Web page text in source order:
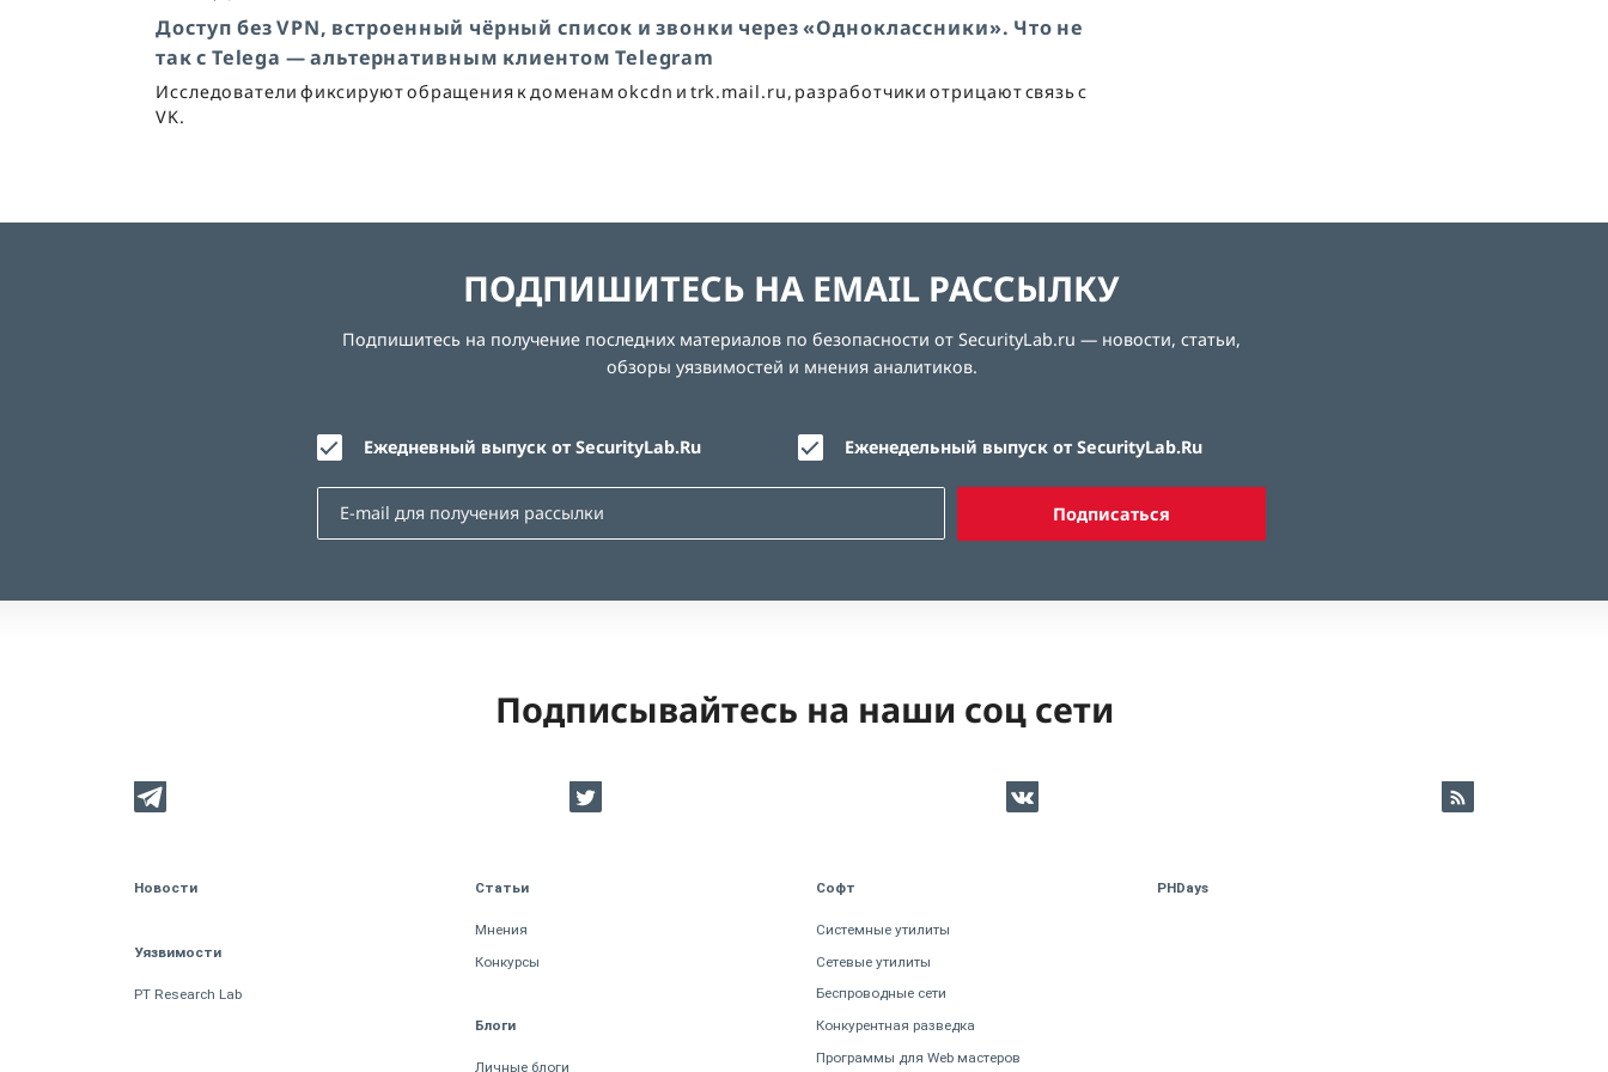
Доступ без VPN, встроенный чёрный список и звонки через «Одноклассники». Что не
так с Telega — альтернативным клиентом Telegram
Исследователи фиксируют обращения к доменам okcdn и trk.mail.ru, разработчики отрицают связь с
VK.
ПОДПИШИТЕСЬ НА EMAIL РАССЫЛКУ
Подпишитесь на получение последних материалов по безопасности от SecurityLab.ru — новости, статьи,
обзоры уязвимостей и мнения аналитиков.
Ежедневный выпуск от SecurityLab.Ru Еженедельный выпуск от SecurityLab.Ru
Подписаться
Подписывайтесь на наши соц сети
Новости
Уязвимости
PT Research Lab
Статьи
Мнения
Конкурсы
Блоги
Личные блоги
Софт
Системные утилиты
Сетевые утилиты
Беспроводные сети
Конкурентная разведка
Программы для Web мастеров
PHDays